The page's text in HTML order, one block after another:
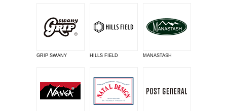
GRIP SWANY HILLS FIELD MANASTASH